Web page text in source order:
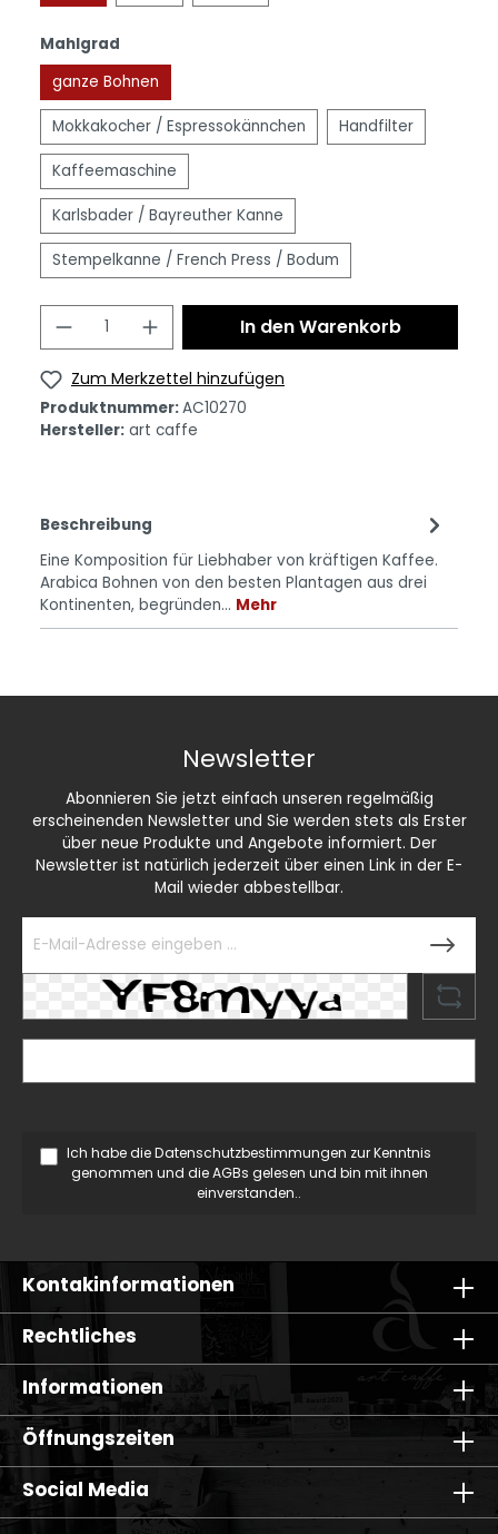
Mahlgrad
ganze Bohnen
Mokkakocher / Espressokännchen Handfilter
Kaffeemaschine
Karlsbader / Bayreuther Kanne
Stempelkanne / French Press / Bodum
In den Warenkorb
Zum Merkzettel hinzufügen
Produktnummer:AC10270
Hersteller: art caffe
Beschreibung
Eine Komposition für Liebhaber von kräftigen Kaffee.
Arabica Bohnen von den besten Plantagen aus drei
Kontinenten, begründen… Mehr
Newsletter
Abonnieren Sie jetzt einfach unseren regelmäßig
erscheinenden Newsletter und Sie werden stets als Erster
über neue Produkte und Angebote informiert. Der
Newsletter ist natürlich jederzeit über einen Link in der E-
Mail wieder abbestellbar.
Ich habe dieDatenschutzbestimmungen zur Kenntnis
genommen und dieAGBs gelesen und bin mit ihnen
einverstanden..
Kontakinformationen
Rechtliches
Informationen
Öffnungszeiten
Social Media